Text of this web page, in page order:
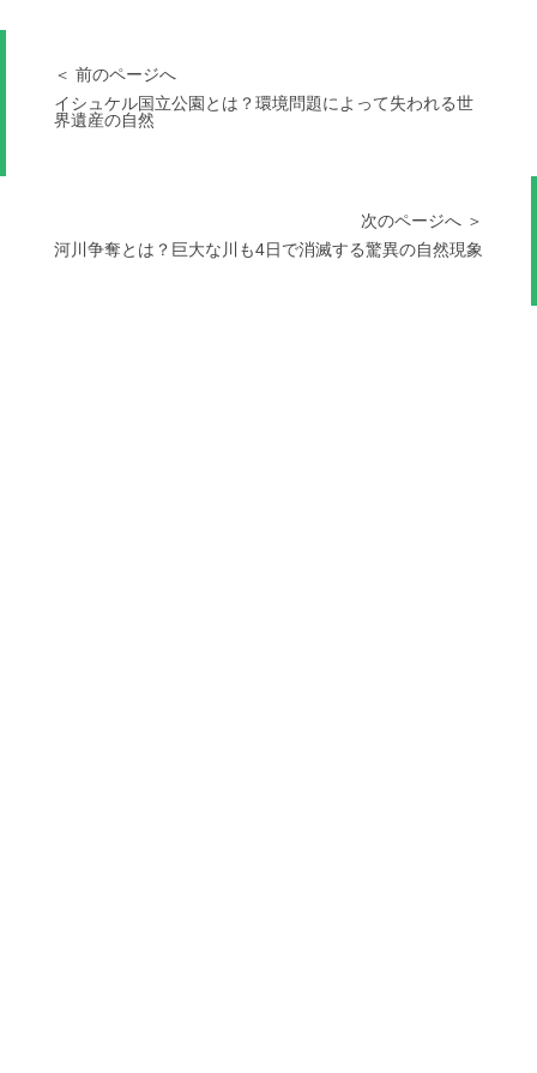
＜ 前のページへ
イシュケル国立公園とは？環境問題によって失われる世
界遺産の自然
次のページへ ＞
河川争奪とは？巨大な川も4日で消滅する驚異の自然現象